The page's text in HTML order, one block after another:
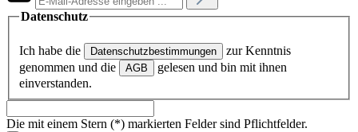
Datenschutz
Ich habe die Datenschutzbestimmungen
zur Kenntnis
genommen und die
AGB
gelesen und bin mit ihnen
einverstanden.
Die mit einem Stern (*) markierten Felder sind Pflichtfelder.